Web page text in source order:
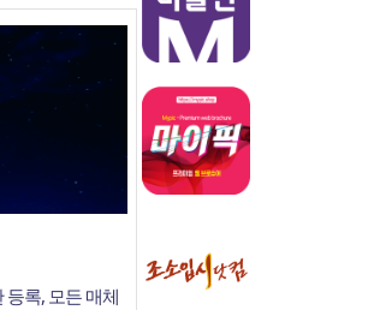
고
능 등급컷 다운로드 안내
의 공간에서 효율적으로 사용가능하게..
- 홍대지구 입시미술학원연합회
주제발표 - 홍대지구 입시미술학원연합..
록, 모든 매체